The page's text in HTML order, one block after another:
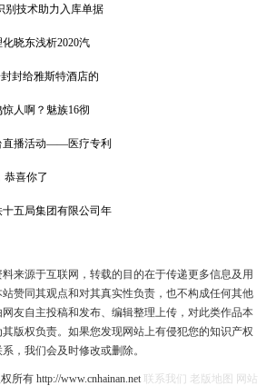
别技术助力入库单据
晓东浅析2020汽
封给雅斯特酒店的
人啊？魅族16彻
直播活动——医疗专利
恭喜你了
五局集团有限公司年
来源于互联网，转载的目的在于传递更多信息及用
赞同其观点和对其真实性负责，也不构成任何其他
友自主投稿和发布、编辑整理上传，对此类作品本
版权负责。如果您发现网站上有侵犯您的知识产权
，我们会及时修改或删除。
所有 http://www.cnhainan.net 联系我们 老版地图
网站